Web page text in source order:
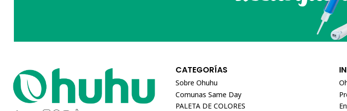
CATEGORÍAS
Sobre Ohuhu
Comunas Same Day
PALETA DE COLORES